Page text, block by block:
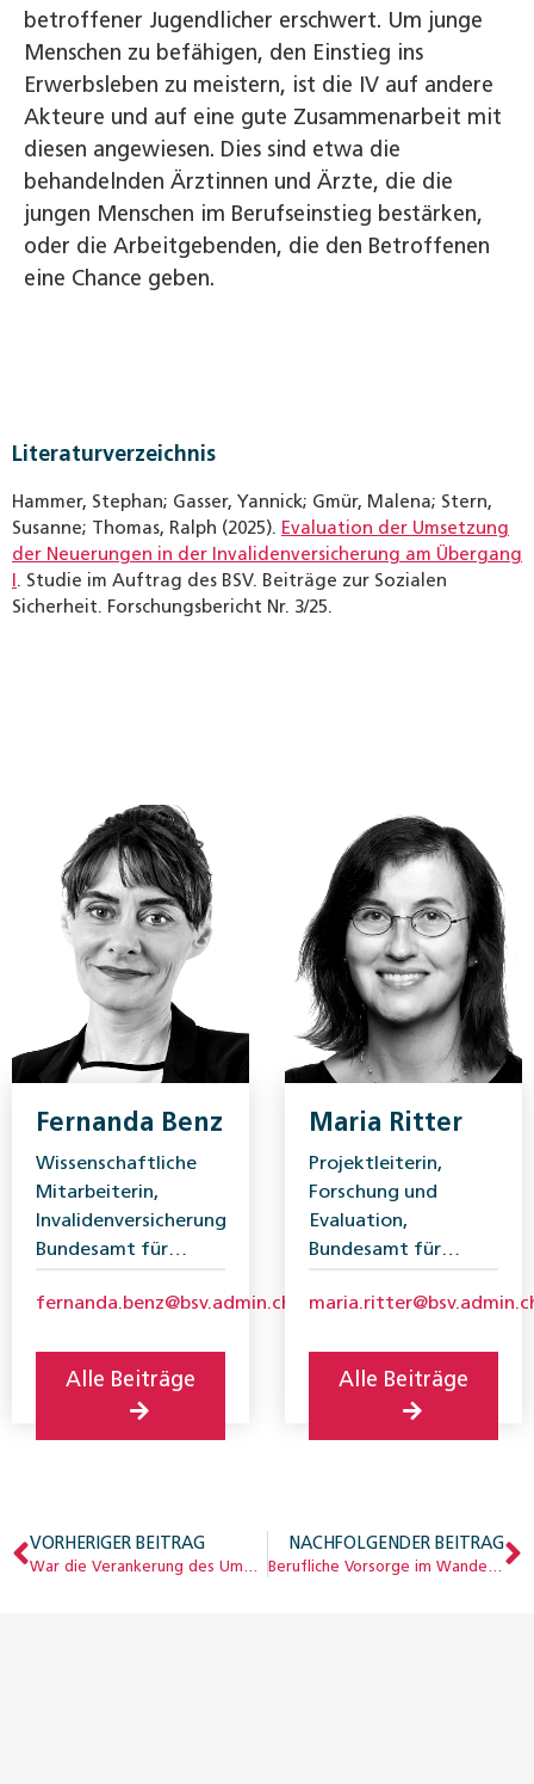
betroffener Jugendlicher erschwert. Um junge
Menschen zu befähigen, den Einstieg ins
Erwerbsleben zu meistern, ist die IV auf andere
Akteure und auf eine gute Zusammenarbeit mit
diesen angewiesen. Dies sind etwa die
behandelnden Ärztinnen und Ärzte, die die
jungen Menschen im Berufseinstieg bestärken,
oder die Arbeitgebenden, die den Betroffenen
eine Chance geben.
Literaturverzeichnis
Hammer, Stephan; Gasser, Yannick; Gmür, Malena; Stern,
Susanne; Thomas, Ralph (2025). Evaluation der Umsetzung
der Neuerungen in der Invalidenversicherung am Übergang
I. Studie im Auftrag des BSV. Beiträge zur Sozialen
Sicherheit. Forschungsbericht Nr. 3/25.
Fernanda Benz
Wissenschaftliche
Mitarbeiterin,
Invalidenversicherung,
Bundesamt für
(BSV)
fernanda.benz@bsv.admin.ch
Alle Beiträge
Maria Ritter
Projektleiterin,
Forschung und
Evaluation,
Bundesamt für
(BSV)
Alle Beiträge
VORHERIGER BEITRAG
War die Verankerung des Umwandlungssatzes im BVG ein Fehler?
NACHFOLGENDER BEITRAG
Berufliche Vorsorge im Wandel: Meilensteine seit Einführung des BVG